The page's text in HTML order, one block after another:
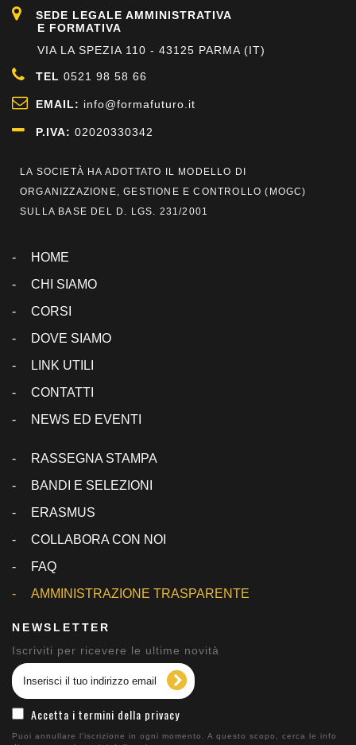
SEDE LEGALE AMMINISTRATIVA
E FORMATIVA
VIA LA SPEZIA 110 - 43125 PARMA (IT)
TEL 0521 98 58 66
EMAIL: info@formafuturo.it
P.IVA: 02020330342
LA SOCIETÀ HA ADOTTATO IL MODELLO DI
ORGANIZZAZIONE, GESTIONE E CONTROLLO ( MOGC)
SULLA BASE DEL D. LGS. 231/2001
HOME
CHI SIAMO
CORSI
DOVE SIAMO
LINK UTILI
CONTATTI
NEWS ED EVENTI
RASSEGNA STAMPA
BANDI E SELEZIONI
ERASMUS
COLLABORA CON NOI
FAQ
AMMINISTRAZIONE TRASPARENTE
NEWSLETTER
Iscriviti per ricevere le ultime novità
Accetta i termini della privacy
Puoi annullare l'iscrizione in ogni momento. A questo scopo, cerca le info